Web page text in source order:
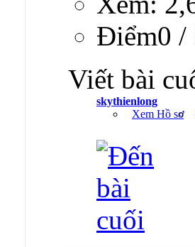
Ðiểm0 /
Viết bài
skythienlong
Xem Hồ sơ